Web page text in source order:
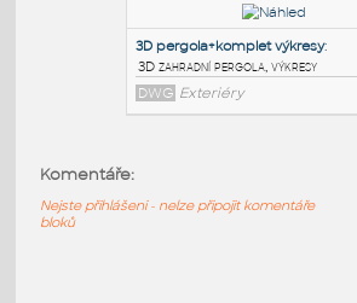
3D Stepenice (Stairs):
3D schodiště
DWG Schodiště
DWG
Spojovací součásti
Komentáře:
Nejste přihlášeni - nelze připojit komentáře
bloků